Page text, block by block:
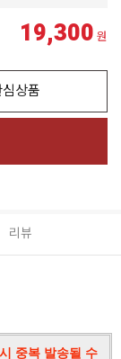
19,300 원
상품
리뷰
중복 발송될 수